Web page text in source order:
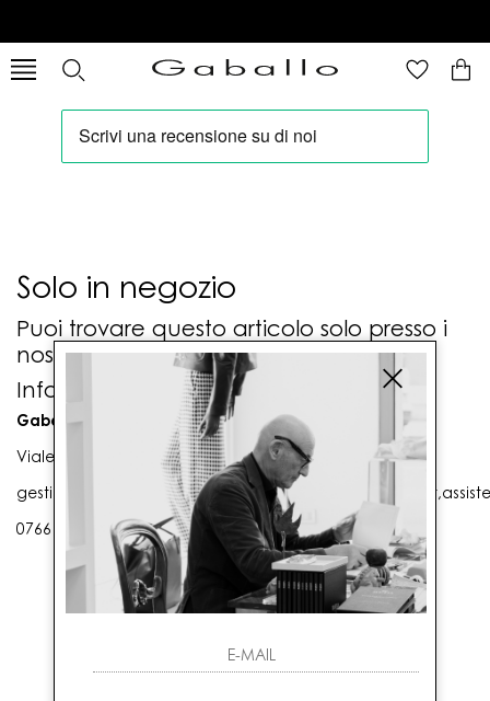
Solo in negozio
Puoi trovare questo articolo solo presso i
nostri punti vendita:
Info contatti
Gaballo Mario srl
Viale G. Matteotti n. 23 00053 Civitavecchia (RM)
0766 25656